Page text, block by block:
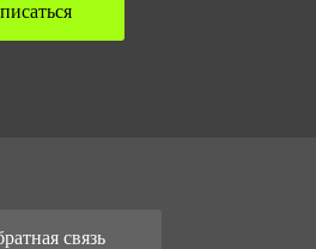
связь